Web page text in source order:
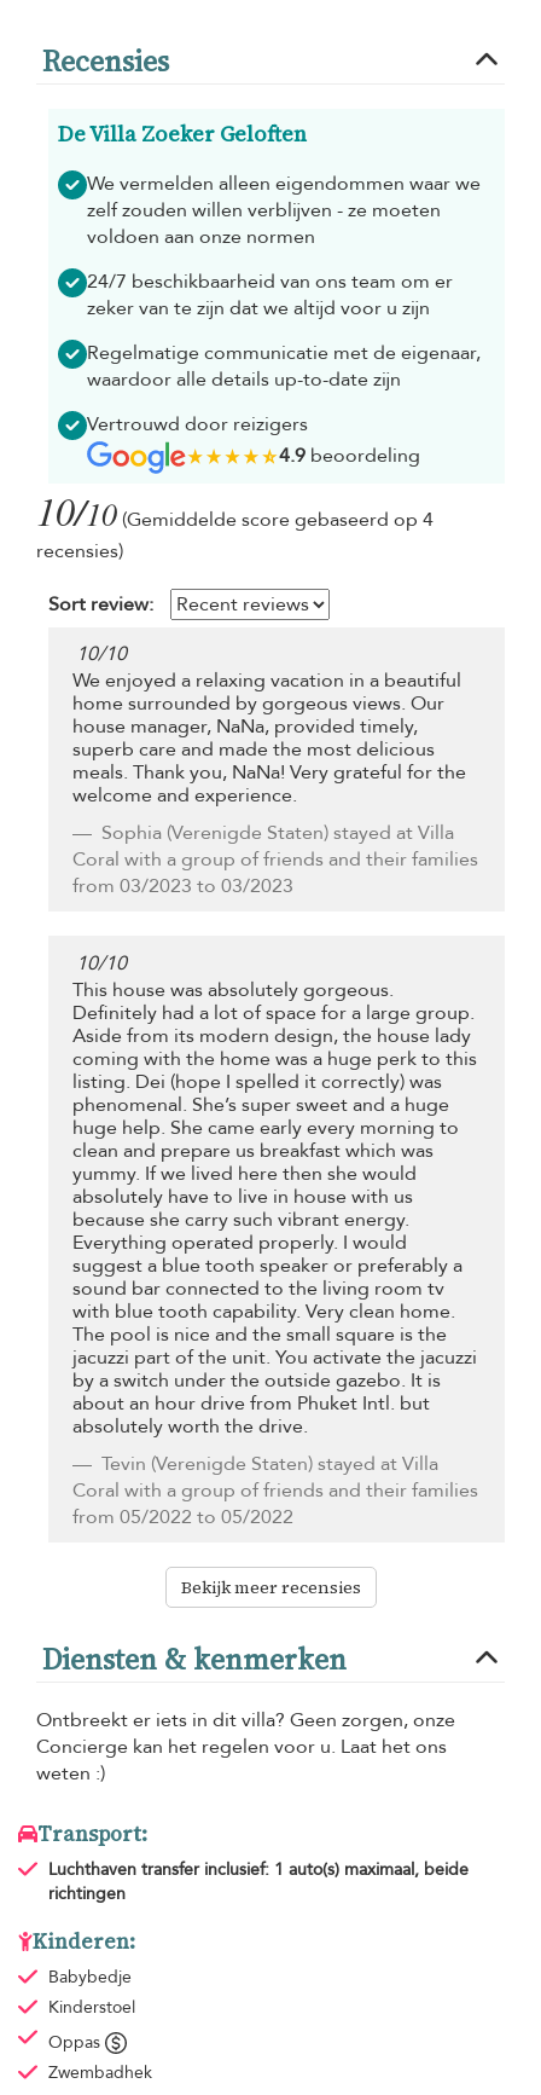
Recensies
De Villa Zoeker Geloften
We vermelden alleen eigendommen waar we
zelf zouden willen verblijven - ze moeten
voldoen aan onze normen
24/7 beschikbaarheid van ons team om er
zeker van te zijn dat we altijd voor u zijn
Regelmatige communicatie met de eigenaar,
waardoor alle details up-to-date zijn
Vertrouwd door reizigers
4.9beoordeling
10/10 (Gemiddelde score gebaseerd op 4
recensies)
Sort review:
10/10
We enjoyed a relaxing vacation in a beautiful
home surrounded by gorgeous views. Our
house manager, NaNa, provided timely,
superb care and made the most delicious
meals. Thank you, NaNa! Very grateful for the
welcome and experience.
Sophia (Verenigde Staten) stayed at Villa
Coral with a group of friends and their families
from 03/2023 to 03/2023
10/10
This house was absolutely gorgeous.
Definitely had a lot of space for a large group.
Aside from its modern design, the house lady
coming with the home was a huge perk to this
listing. Dei (hope I spelled it correctly) was
phenomenal. She’s super sweet and a huge
huge help. She came early every morning to
clean and prepare us breakfast which was
yummy. If we lived here then she would
absolutely have to live in house with us
because she carry such vibrant energy.
Everything operated properly. I would
suggest a blue tooth speaker or preferably a
sound bar connected to the living room tv
with blue tooth capability. Very clean home.
The pool is nice and the small square is the
jacuzzi part of the unit. You activate the jacuzzi
by a switch under the outside gazebo. It is
about an hour drive from Phuket Intl. but
absolutely worth the drive.
Tevin (Verenigde Staten) stayed at Villa
Coral with a group of friends and their families
from 05/2022 to 05/2022
Bekijk meer recensies
Diensten & kenmerken
Ontbreekt er iets in dit villa? Geen zorgen, onze
Concierge kan het regelen voor u. Laat het ons
weten :)
Transport:
Luchthaven transfer inclusief: 1 auto(s) maximaal, beide
richtingen
Kinderen:
Babybedje
Kinderstoel
Oppas
Zwembadhek